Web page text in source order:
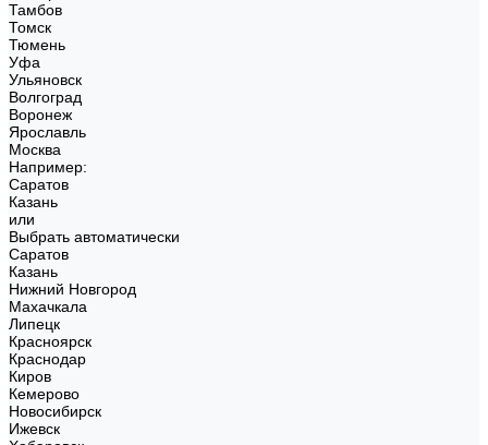
Тамбов
Томск
Тюмень
Уфа
Ульяновск
Волгоград
Воронеж
Ярославль
Москва
Например:
Саратов
Казань
или
Выбрать автоматически
Саратов
Казань
Нижний Новгород
Махачкала
Липецк
Красноярск
Краснодар
Киров
Кемерово
Новосибирск
Ижевск